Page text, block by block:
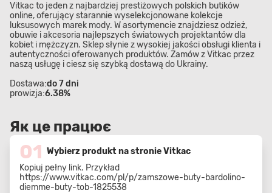
Vitkac to jeden z najbardziej prestiżowych polskich butików
online, oferujący starannie wyselekcjonowane kolekcje
luksusowych marek mody. W asortymencie znajdziesz odzież,
obuwie i akcesoria najlepszych światowych projektantów dla
kobiet i mężczyzn. Sklep słynie z wysokiej jakości obsługi klienta i
autentyczności oferowanych produktów. Zamów z Vitkac przez
naszą usługę i ciesz się szybką dostawą do Ukrainy.
Dostawa:do 7 dni
prowizja:6.38%
Як це працює
01 Wybierz produkt na stronie Vitkac
Kopiuj pełny link. Przykład
https://www.vitkac.com/pl/p/zamszowe-buty-bardolino-
diemme-buty-tob-1825538